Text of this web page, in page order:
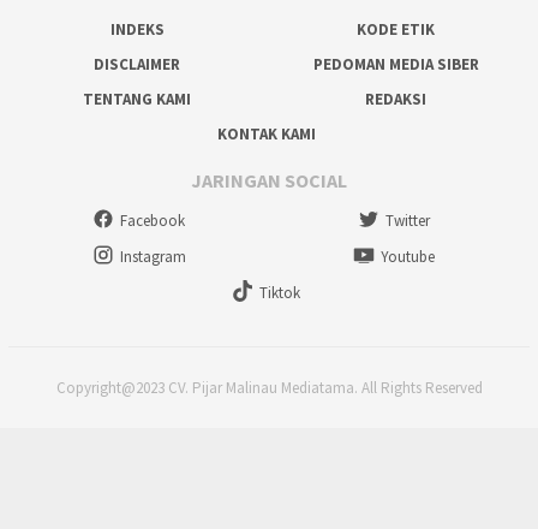
INDEKS
KODE ETIK
DISCLAIMER
PEDOMAN MEDIA SIBER
TENTANG KAMI
REDAKSI
KONTAK KAMI
JARINGAN SOCIAL
Facebook
Twitter
Instagram
Youtube
Tiktok
Copyright@2023 CV. Pijar Malinau Mediatama. All Rights Reserved